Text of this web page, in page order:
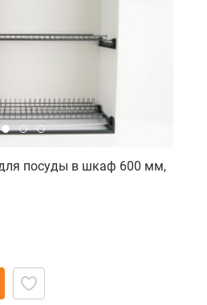
посуды в шкаф 600 мм,